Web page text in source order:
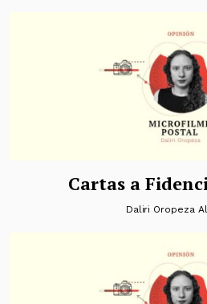
Cartas a
Daliri Oropeza